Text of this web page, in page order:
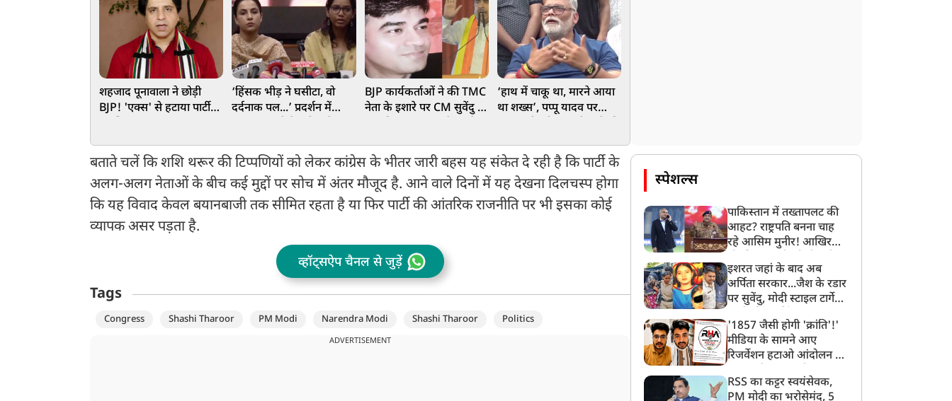
शहजाद पूनावाला ने छोड़ी
BJP! 'एक्स' से हटाया पार्टी
‘हिंसक भीड़ ने घसीटा, वो
दर्दनाक पल...’ प्रदर्शन में
की बड़ी मांग
BJP कार्यकर्ताओं ने की TMC
नेता के इशारे पर CM सुवेंदु के
खुलासा
‘हाथ में चाकू था, मारने आया
था शख्स’, पप्पू यादव पर
युवाओं से बात करेंगे मोहन
भागवत
मांग
बताते चलें कि शशि थरूर की टिप्पणियों को लेकर कांग्रेस के भीतर जारी बहस यह संकेत दे रही है कि पार्टी के
अलग-अलग नेताओं के बीच कई मुद्दों पर सोच में अंतर मौजूद है. आने वाले दिनों में यह देखना दिलचस्प होगा
कि यह विवाद केवल बयानबाजी तक सीमित रहता है या फिर पार्टी की आंतरिक राजनीति पर भी इसका कोई
व्यापक असर पड़ता है.
व्हॉट्सऐप चैनल से जुड़ें
Tags
Congress Shashi Tharoor PM Modi Narendra Modi Shashi Tharoor Politics
ADVERTISEMENT
स्पेशल्स
पाकिस्तान में तख्तापलट की
आहट? राष्ट्रपति बनना चाह
रहे आसिम मुनीर! आखिर
बनाया मोहरा?
इशरत जहां के बाद अब
अर्पिता सरकार...जैश के रडार
पर सुवेंदु, मोदी स्टाइल टार्गेट
बड़ा एक्शन!
'1857 जैसी होगी 'क्रांति'!'
मीडिया के सामने आए
रिजर्वेशन हटाओ आंदोलन के
दिया RHA का मास्टरप्लान
RSS का कट्टर स्वयंसेवक,
PM मोदी का भरोसेमंद, 5